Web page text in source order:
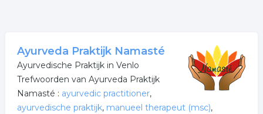
Ayurveda Praktijk Namasté
Ayurvedische Praktijk in Venlo
Trefwoorden van Ayurveda Praktijk
Namasté : ayurvedic practitioner,
ayurvedische praktijk, manueel therapeut (msc),